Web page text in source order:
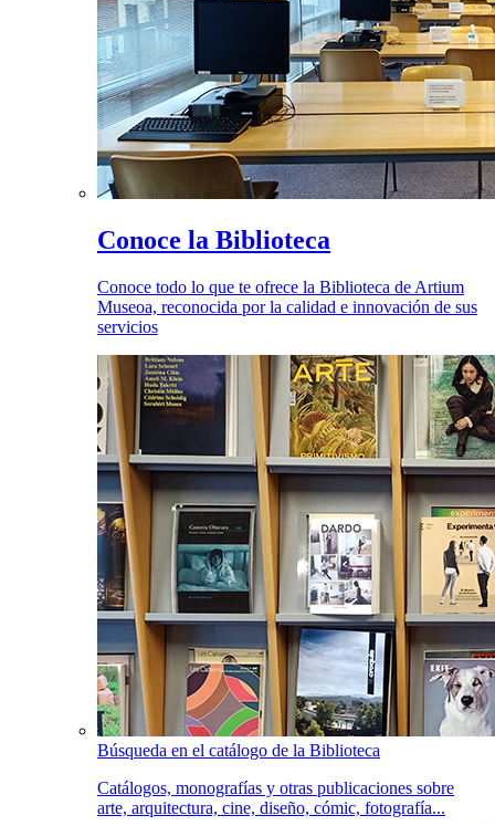
Conoce la Biblioteca
Conoce todo lo que te ofrece la Biblioteca de Artium
Museoa, reconocida por la calidad e innovación de sus
servicios
Búsqueda en el catálogo de la Biblioteca
Catálogos, monografías y otras publicaciones sobre
arte, arquitectura, cine, diseño, cómic, fotografía...